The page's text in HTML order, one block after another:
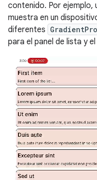
contenido. Por ejemplo,
muestra en un
diferentes
para el panel de lista y